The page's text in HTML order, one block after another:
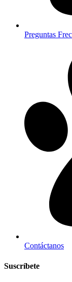
Preguntas
Contáctanos
Suscríbete